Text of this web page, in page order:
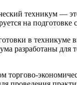
техникум —
на
в техникуме
разработаны для
торгово-